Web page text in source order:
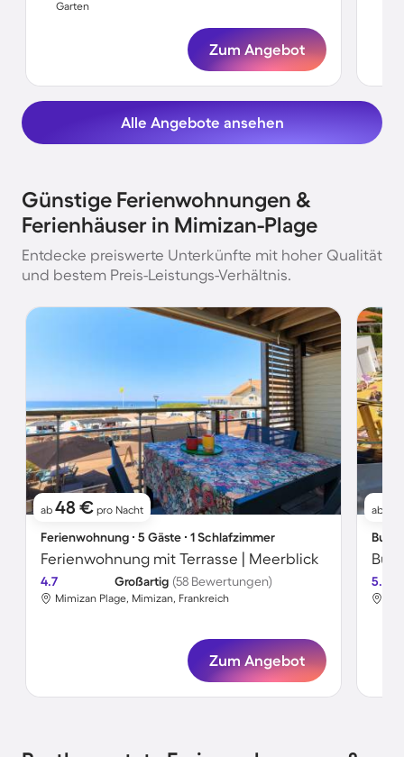
Garten
Zum Angebot
Alle Angebote ansehen
Günstige Ferienwohnungen &
Ferienhäuser in Mimizan-Plage
Entdecke preiswerte Unterkünfte mit hoher Qualität
und bestem Preis-Leistungs-Verhältnis.
ab 48 € pro Nacht
Ferienwohnung ∙ 5 Gäste ∙ 1 Schlafzimmer
Ferienwohnung mit Terrasse | Meerblick
4.7 Großartig (58 Bewertungen)
Mimizan Plage, Mimizan, Frankreich
Zum Angebot
ab
5.0